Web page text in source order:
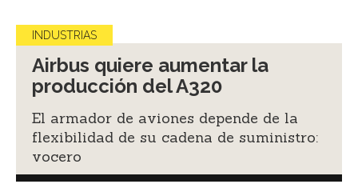
INDUSTRIAS
Airbus quiere aumentar la
producción del A320
El armador de aviones depende de la
flexibilidad de su cadena de suministro:
vocero